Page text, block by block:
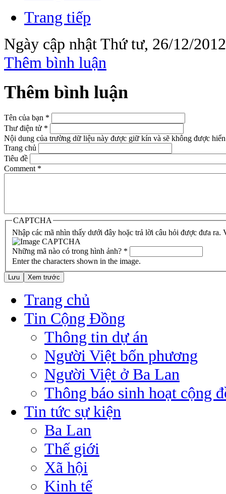
Trang tiếp
Ngày cập nhật Thứ tư, 26/12/
Thêm bình luận
Thêm bình luận
Tên của bạn *
Thư điện tử *
Nội dung của trường dữ liệu này được giữ kín và sẽ không được
Trang chủ
Tiêu đề
Comment *
CAPTCHA
Nhập các mã nhìn thấy dưới đây hoặc trả lời câu hỏi được đưa ra.
Những mã nào có trong hình ảnh? *
Enter the characters shown in the image.
Trang chủ
Tin Cộng Đồng
Thông tin dự án
Người Việt bốn phương
Người Việt ở Ba Lan
Thông báo sinh hoạt cộng
Tin tức sự kiện
Ba Lan
Thế giới
Xã hội
Kinh tế